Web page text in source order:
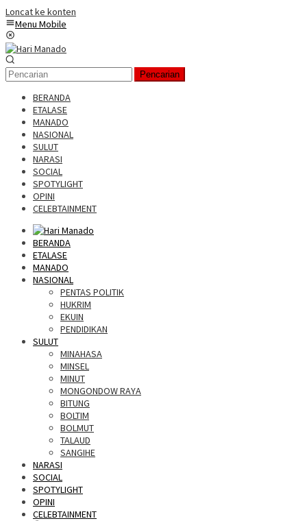
Loncat ke konten
Menu Mobile
Pencarian
BERANDA
ETALASE
MANADO
NASIONAL
SULUT
NARASI
SOCIAL
SPOTYLIGHT
OPINI
CELEBTAINMENT
BERANDA
ETALASE
MANADO
NASIONAL
PENTAS POLITIK
HUKRIM
EKUIN
PENDIDIKAN
SULUT
MINAHASA
MINSEL
MINUT
MONGONDOW RAYA
BITUNG
BOLTIM
BOLMUT
TALAUD
SANGIHE
NARASI
SOCIAL
SPOTYLIGHT
OPINI
CELEBTAINMENT